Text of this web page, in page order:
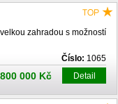
zahradou s možností
Číslo: 1065
Detail
000 Kč